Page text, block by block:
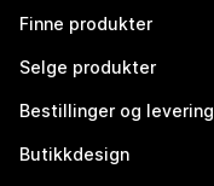
Finne produkter
Selge produkter
Bestillinger og levering
Butikkdesign